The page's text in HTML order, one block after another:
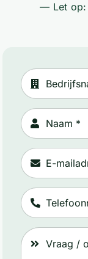
— Let op: